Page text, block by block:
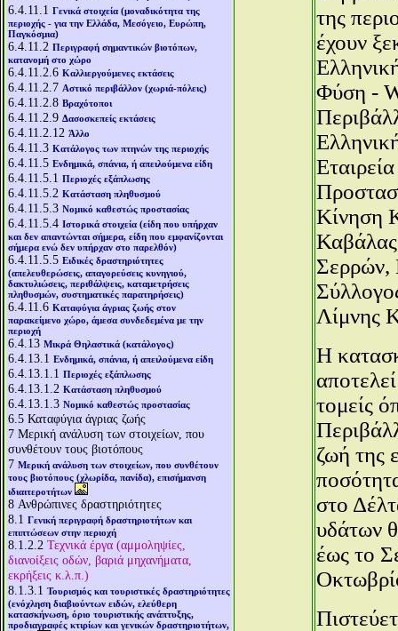
6.4.11.1 Γενικά στοιχεία (μοναδικότητα της
περιοχής - για την Ελλάδα, Μεσόγειο, Ευρώπη,
Παγκόσμια)
6.4.11.2 Περιγραφή σημαντικών βιοτόπων,
κατανομή στο χώρο
6.4.11.2.6 Καλλιεργούμενες εκτάσεις
6.4.11.2.7 Αστικό περιβάλλον (χωριά-πόλεις)
6.4.11.2.8 Βραχότοποι
6.4.11.2.9 Δασοσκεπείς εκτάσεις
6.4.11.2.12 Άλλο
6.4.11.3 Κατάλογος των πτηνών της περιοχής
6.4.11.5 Ενδημικά, σπάνια, ή απειλούμενα είδη
6.4.11.5.1 Περιοχές εξάπλωσης
6.4.11.5.2 Κατάσταση πληθυσμού
6.4.11.5.3 Νομικό καθεστώς προστασίας
6.4.11.5.4 Ιστορικά στοιχεία (είδη που υπήρχαν
και δεν απαντώνται σήμερα, είδη που εμφανίζονται
σήμερα ενώ δεν υπήρχαν στο παρελθόν)
6.4.11.5.5 Ειδικές δραστηριότητες
(απελευθερώσεις, απαγορεύσεις κυνηγιού,
δακτυλιώσεις, περιθάλψεις, καταμετρήσεις
πληθυσμών, συστηματικές παρατηρήσεις)
6.4.11.6 Καταφύγια άγριας ζωής στον
παρακείμενο χώρο, άμεσα συνδεδεμένα με την
περιοχή
6.4.13 Μικρά Θηλαστικά (κατάλογος)
6.4.13.1 Ενδημικά, σπάνια, ή απειλούμενα είδη
6.4.13.1.1 Περιοχές εξάπλωσης
6.4.13.1.2 Κατάσταση πληθυσμού
6.4.13.1.3 Νομικό καθεστώς προστασίας
6.5 Καταφύγια άγριας ζωής
7 Μερική ανάλυση των στοιχείων, που
συνθέτουν τους βιοτόπους
7 Μερική ανάλυση των στοιχείων, που συνθέτουν
τους βιοτόπους (χλωρίδα, πανίδα), επισήμανση
ιδιαιτεροτήτων
8 Ανθρώπινες δραστηριότητες
8.1 Γενική περιγραφή δραστηριοτήτων και
επιπτώσεων στην περιοχή
8.1.2.2 Τεχνικά έργα (αμμοληψίες,
διανοίξεις οδών, βαριά μηχανήματα,
εκρήξεις κ.λ.π.)
8.1.3.1 Τουρισμός και τουριστικές δραστηριότητες
(ενόχληση διαβιούντων ειδών, ελεύθερη
κατασκήνωση, όριο τουριστικής ανάπτυξης,
προδιαγραφές κτιρίων και γενικών δραστηριοτήτων,
της
έχουν
Φύση -
Κίνηση
Σερρών,
Λίμνης
Η
τομείς
ζωή της
στο
υδάτων
έως το